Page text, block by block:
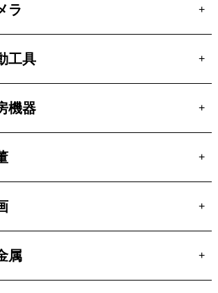
ラ +
工具 +
機器 +
+
+
属 +